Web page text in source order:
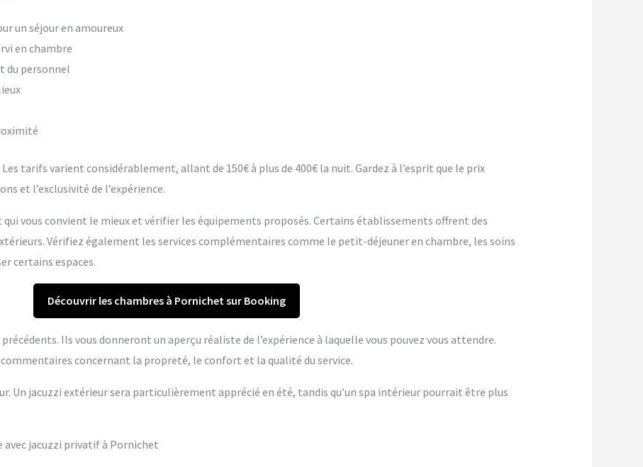
un séjour en amoureux
en chambre
du personnel
tarifs varient considérablement, allant de 150€ à plus de 400€ la nuit. Gardez à l’esprit que le prix
et l’exclusivité de l’expérience.
vous convient le mieux et vérifier les équipements proposés. Certains établissements offrent des
Vérifiez également les services complémentaires comme le petit-déjeuner en chambre, les soins
certains espaces.
Découvrir les chambres à Pornichet sur Booking
Ils vous donneront un aperçu réaliste de l’expérience à laquelle vous pouvez vous attendre.
concernant la propreté, le confort et la qualité du service.
Un jacuzzi extérieur sera particulièrement apprécié en été, tandis qu’un spa intérieur pourrait être plus
jacuzzi privatif à Pornichet